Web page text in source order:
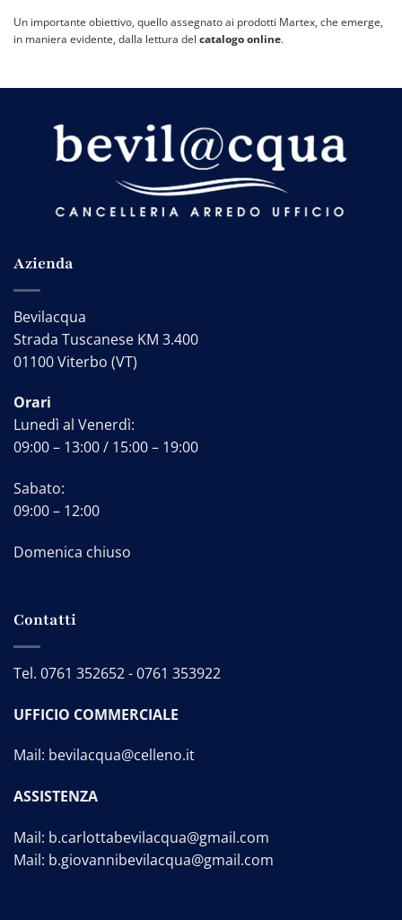
Un importante obiettivo, quello assegnato ai prodotti Martex, che emerge,
in maniera evidente, dalla lettura del catalogo online.
Azienda
Bevilacqua
Strada Tuscanese KM 3.400
01100 Viterbo (VT)
Orari
Lunedì al Venerdì:
09:00 – 13:00 / 15:00 – 19:00
Sabato:
09:00 – 12:00
Domenica chiuso
Contatti
Tel. 0761 352652-0761 353922
UFFICIO COMMERCIALE
Mail: bevilacqua@celleno.it
ASSISTENZA
Mail: b.carlottabevilacqua@gmail.com
Mail: b.giovannibevilacqua@gmail.com